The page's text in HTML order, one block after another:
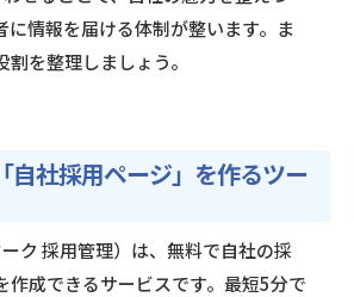
に情報を届ける体制が整います。ま
を整理しましょう。
自社採用ページ」を作るツー
ク 採用管理）は、無料で自社の採
作成できるサービスです。最短5分で